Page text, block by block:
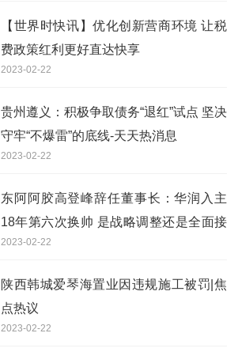
【世界时快讯】优化创新营商环境 让税
费政策红利更好直达快享
2023-02-22
贵州遵义：积极争取债务“退红”试点 坚决
守牢“不爆雷”的底线-天天热消息
2023-02-22
东阿阿胶高登峰辞任董事长：华润入主
18年第六次换帅 是战略调整还是全面接
管？
2023-02-22
陕西韩城爱琴海置业因违规施工被罚|焦
点热议
2023-02-22